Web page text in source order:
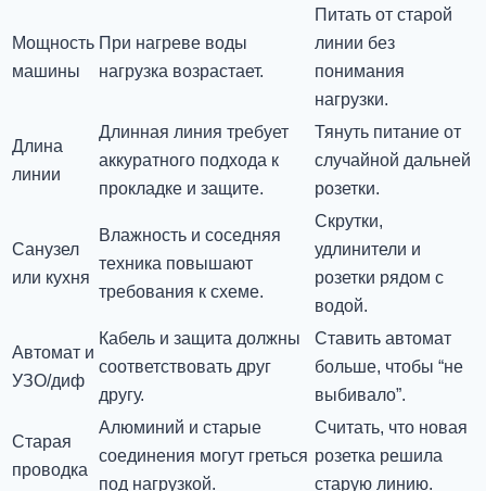
Мощность
машины
При нагреве воды
нагрузка возрастает.
Питать от старой
линии без
понимания
нагрузки.
Длина
линии
Длинная линия требует
аккуратного подхода к
прокладке и защите.
Тянуть питание от
случайной дальней
розетки.
Санузел
или кухня
Влажность и соседняя
техника повышают
требования к схеме.
Скрутки,
удлинители и
розетки рядом с
водой.
Автомат и
УЗО/диф
Кабель и защита должны
соответствовать друг
другу.
Ставить автомат
больше, чтобы “не
выбивало”.
Старая
проводка
Алюминий и старые
соединения могут греться
под нагрузкой.
Считать, что новая
розетка решила
старую линию.